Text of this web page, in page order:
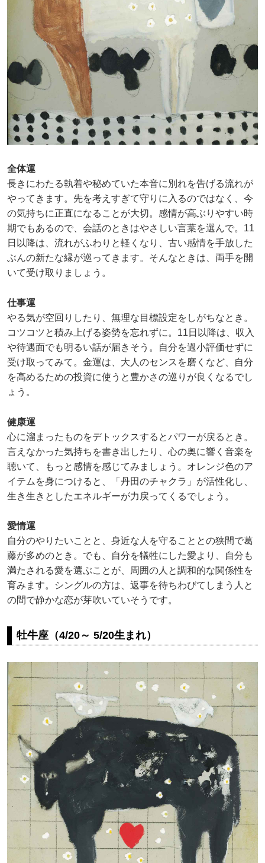
全体運
長きにわたる執着や秘めていた本音に別れを告げる流れが
やってきます。先を考えすぎて守りに入るのではなく、今
の気持ちに正直になることが大切。感情が高ぶりやすい時
期でもあるので、会話のときはやさしい言葉を選んで。11
日以降は、流れがふわりと軽くなり、古い感情を手放した
ぶんの新たな縁が巡ってきます。そんなときは、両手を開
いて受け取りましょう。
仕事運
やる気が空回りしたり、無理な目標設定をしがちなとき。
コツコツと積み上げる姿勢を忘れずに。11日以降は、収入
や待遇面でも明るい話が届きそう。自分を過小評価せずに
受け取ってみて。金運は、大人のセンスを磨くなど、自分
を高めるための投資に使うと豊かさの巡りが良くなるでし
ょう。
健康運
心に溜まったものをデトックスするとパワーが戻るとき。
言えなかった気持ちを書き出したり、心の奥に響く音楽を
聴いて、もっと感情を感じてみましょう。オレンジ色のア
イテムを身につけると、「丹田のチャクラ」が活性化し、
生き生きとしたエネルギーが力戻ってくるでしょう。
愛情運
自分のやりたいことと、身近な人を守ることとの狭間で葛
藤が多めのとき。でも、自分を犠牲にした愛より、自分も
満たされる愛を選ぶことが、周囲の人と調和的な関係性を
育みます。シングルの方は、返事を待ちわびてしまう人と
の間で静かな恋が芽吹いていそうです。
牡牛座（4/20～ 5/20生まれ）